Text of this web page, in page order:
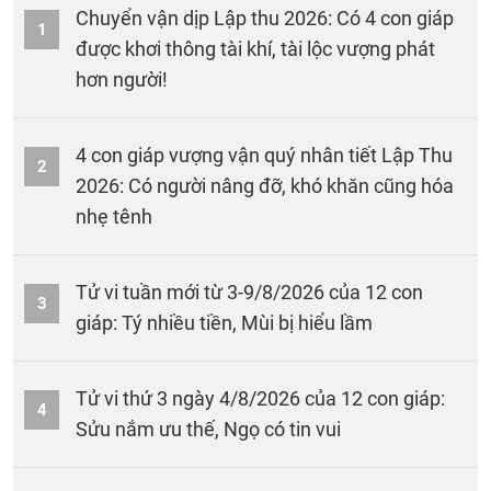
1
Chuyển vận dịp Lập thu 2026: Có 4 con giáp
được khơi thông tài khí, tài lộc vượng phát
hơn người!
2
4 con giáp vượng vận quý nhân tiết Lập Thu
2026: Có người nâng đỡ, khó khăn cũng hóa
nhẹ tênh
3
Tử vi tuần mới từ 3-9/8/2026 của 12 con
giáp: Tý nhiều tiền, Mùi bị hiểu lầm
4
Tử vi thứ 3 ngày 4/8/2026 của 12 con giáp:
Sửu nắm ưu thế, Ngọ có tin vui